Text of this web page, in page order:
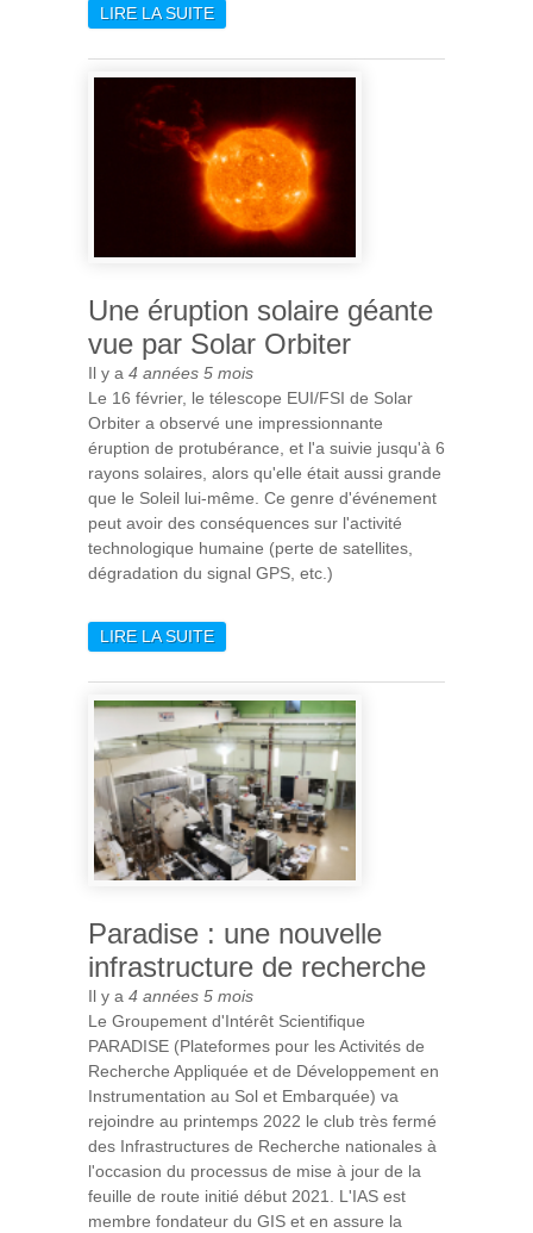
LIRE LA SUITEDE DES NANO-DIAMANTS
INTERSTELLAIRE
Une éruption solaire géante
vue par Solar Orbiter
Il y a 4 années 5 mois
Le 16 février, le télescope EUI/FSI de Solar
Orbiter a observé une impressionnante
éruption de protubérance, et l'a suivie jusqu'à 6
rayons solaires, alors qu'elle était aussi grande
que le Soleil lui-même. Ce genre d'événement
peut avoir des conséquences sur l'activité
technologique humaine (perte de satellites,
dégradation du signal GPS, etc.)
LIRE LA SUITEDE UNE ÉRUPTION SOLAIRE
ORBITER
Paradise : une nouvelle
infrastructure de recherche
Il y a 4 années 5 mois
Le Groupement d'Intérêt Scientifique
PARADISE (Plateformes pour les Activités de
Recherche Appliquée et de Développement en
Instrumentation au Sol et Embarquée) va
rejoindre au printemps 2022 le club très fermé
des Infrastructures de Recherche nationales à
l'occasion du processus de mise à jour de la
feuille de route initié début 2021. L'IAS est
membre fondateur du GIS et en assure la